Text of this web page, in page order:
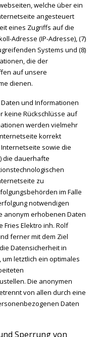
welche über ein
angesteuert
eines Zugriffs auf die
Adresse (IP-Adresse), (7)
Systems und (8)
die der
auf unsere
dienen.
und Informationen
keine Rückschlüsse auf
werden vielmehr
korrekt
sowie die
die dauerhafte
zu
im Falle
notwendigen
anonym erhobenen Daten
Elektro inh. Rolf
ferner mit dem Ziel
Datensicherheit in
letztlich ein optimales
Die anonymen
von allen durch eine
Daten
Sperrung von